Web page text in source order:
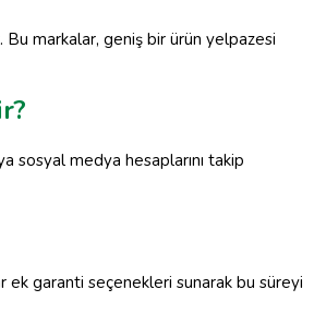
markalar, geniş bir ürün yelpazesi
sosyal medya hesaplarını takip
ek garanti seçenekleri sunarak bu süreyi